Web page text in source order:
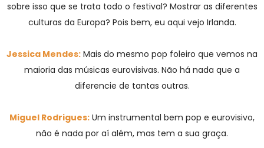
sobre isso que se trata todo o festival? Mostrar as diferentes
culturas da Europa? Pois bem, eu aqui vejo Irlanda.
Jessica Mendes: Mais do mesmo pop foleiro que vemos na
maioria das músicas eurovisivas. Não há nada que a
diferencie de tantas outras.
Miguel Rodrigues: Um instrumental bem pop e eurovisivo,
não é nada por aí além, mas tem a sua graça.